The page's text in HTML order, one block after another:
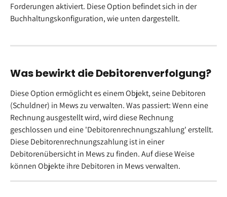
Forderungen aktiviert. Diese Option befindet sich in der
Buchhaltungskonfiguration, wie unten dargestellt.
Was bewirkt die Debitorenverfolgung?
Diese Option ermöglicht es einem Objekt, seine Debitoren
(Schuldner) in Mews zu verwalten. Was passiert: Wenn eine
Rechnung ausgestellt wird, wird diese Rechnung
geschlossen und eine 'Debitorenrechnungszahlung' erstellt.
Diese Debitorenrechnungszahlung ist in einer
Debitorenübersicht in Mews zu finden. Auf diese Weise
können Objekte ihre Debitoren in Mews verwalten.